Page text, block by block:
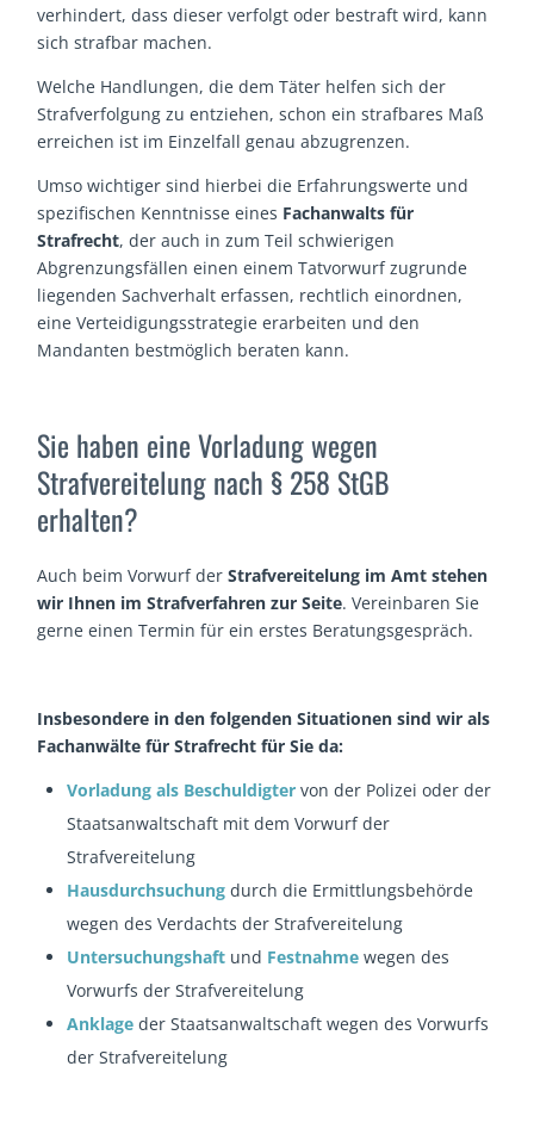
verhindert, dass dieser verfolgt oder bestraft wird, kann
sich strafbar machen.
Welche Handlungen, die dem Täter helfen sich der
Strafverfolgung zu entziehen, schon ein strafbares Maß
erreichen ist im Einzelfall genau abzugrenzen.
Umso wichtiger sind hierbei die Erfahrungswerte und
spezifischen Kenntnisse eines Fachanwalts für
Strafrecht, der auch in zum Teil schwierigen
Abgrenzungsfällen einen einem Tatvorwurf zugrunde
liegenden Sachverhalt erfassen, rechtlich einordnen,
eine Verteidigungsstrategie erarbeiten und den
Mandanten bestmöglich beraten kann.
Sie haben eine Vorladung wegen
Strafvereitelung nach § 258 StGB
erhalten?
Auch beim Vorwurf derStrafvereitelung im Amt stehen
wir Ihnen im Strafverfahren zur Seite. Vereinbaren Sie
gerne einen Termin für ein erstes Beratungsgespräch.
Insbesondere in den folgenden Situationen sind wir als
Fachanwälte für Strafrecht für Sie da:
Vorladung als Beschuldigter von der Polizei oder der
Staatsanwaltschaft mit dem Vorwurf der
Strafvereitelung
Hausdurchsuchung durch die Ermittlungsbehörde
wegen des Verdachts der Strafvereitelung
Untersuchungshaft und Festnahme wegen des
Vorwurfs der Strafvereitelung
Anklage der Staatsanwaltschaft wegen des Vorwurfs
der Strafvereitelung